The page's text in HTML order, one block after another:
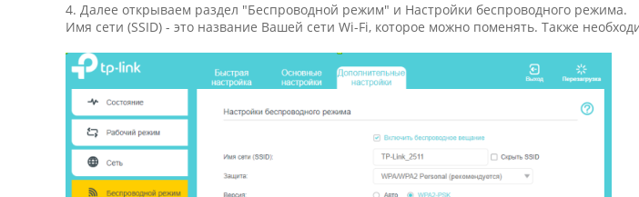
4. Далее открываем раздел "Беспроводной режим" и Настройки беспроводного режима.
Имя сети (SSID) - это название Вашей сети Wi-Fi, которое можно поменять. Также